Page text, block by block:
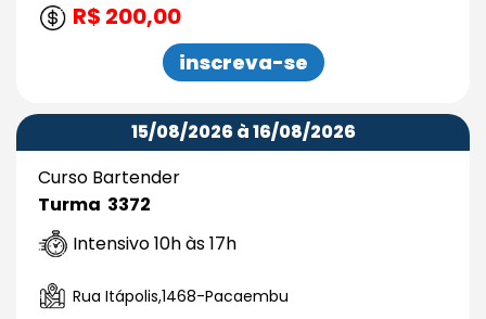
R$ 200,00
inscreva-se
15/08/2026 à 16/08/2026
Curso Bartender
Turma 3372
Intensivo 10h às 17h
Rua Itápolis,1468-Pacaembu